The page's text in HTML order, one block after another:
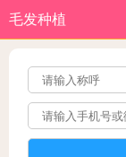
毛发种植